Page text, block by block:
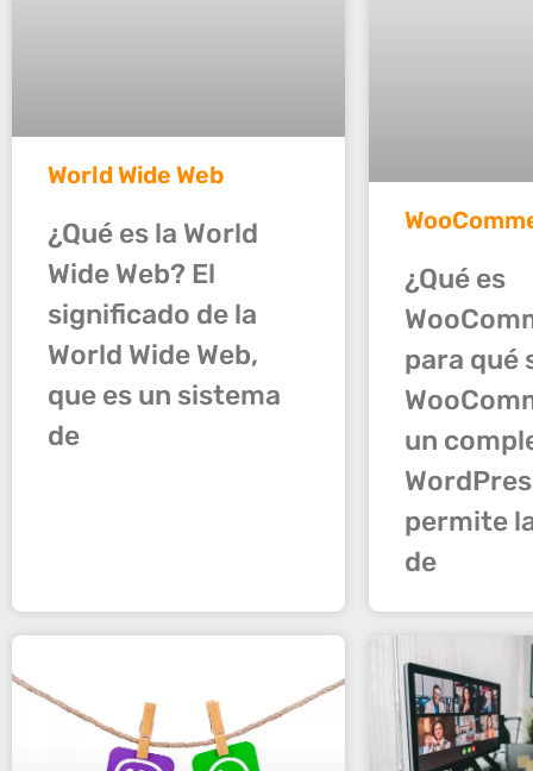
World Wide Web
¿Qué es la World
Wide Web? El
significado de la
World Wide Web,
que es un sistema
de
¿Qué es
para qué
un
permite
de